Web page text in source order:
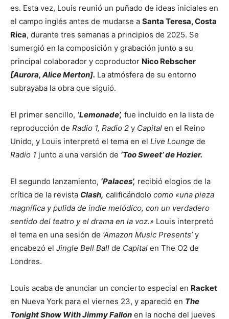
es. Esta vez, Louis reunió un puñado de ideas iniciales en
el campo inglés antes de mudarse a Santa Teresa, Costa
Rica, durante tres semanas a principios de 2025. Se
sumergió en la composición y grabación junto a su
principal colaborador y coproductor Nico Rebscher
[Aurora, Alice Merton]. La atmósfera de su entorno
subrayaba la obra que siguió.
El primer sencillo, ‘Lemonade’, fue incluido en la lista de
reproducción de Radio 1, Radio 2 y Capital en el Reino
Unido, y Louis interpretó el tema en el Live Lounge de
Radio 1 junto a una versión de ‘Too Sweet’ de Hozier.
El segundo lanzamiento, ‘Palaces’, recibió elogios de la
crítica de la revista Clash, calificándolo como «una pieza
magnífica y pulida de indie melódico, con un verdadero
sentido del teatro y el drama en la voz.» Louis interpretó
el tema en una sesión de ‘Amazon Music Presents’y
encabezó el Jingle Bell Ball de Capital en The O2 de
Londres.
Louis acaba de anunciar un concierto especial en Racket
en Nueva York para el viernes 23, y apareció en The
Tonight Show With Jimmy Fallon en la noche del jueves